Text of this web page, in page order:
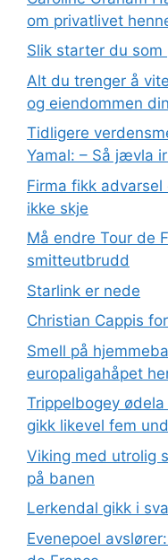
om privatlivet
Slik starter du
Alt du trenger å
og eiendommen din
Tidligere
Yamal: – Så jævla
Firma fikk
ikke skje
Må endre Tour de
smitteutbrudd
Starlink er nede
Christian Cappis
Smell på
europaligahåpet
Trippelbogey
gikk likevel fem
Viking med utrolig
på banen
Lerkendal gikk i
Evenepoel